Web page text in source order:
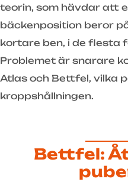
teorin, som hävdar att
bäckenposition beror
kortare ben, i de flesta
Problemet är snarare
Atlas och Bettfel, vilka
kroppshållningen.
Bettfel: